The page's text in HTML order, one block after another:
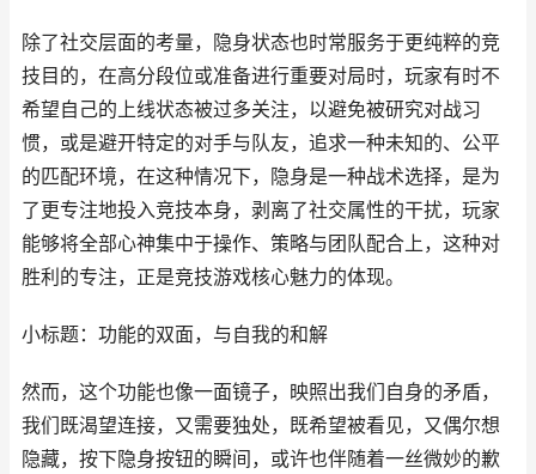
除了社交层面的考量，隐身状态也时常服务于更纯粹的竞
技目的，在高分段位或准备进行重要对局时，玩家有时不
希望自己的上线状态被过多关注，以避免被研究对战习
惯，或是避开特定的对手与队友，追求一种未知的、公平
的匹配环境，在这种情况下，隐身是一种战术选择，是为
了更专注地投入竞技本身，剥离了社交属性的干扰，玩家
能够将全部心神集中于操作、策略与团队配合上，这种对
胜利的专注，正是竞技游戏核心魅力的体现。
小标题：功能的双面，与自我的和解
然而，这个功能也像一面镜子，映照出我们自身的矛盾，
我们既渴望连接，又需要独处，既希望被看见，又偶尔想
隐藏，按下隐身按钮的瞬间，或许也伴随着一丝微妙的歉